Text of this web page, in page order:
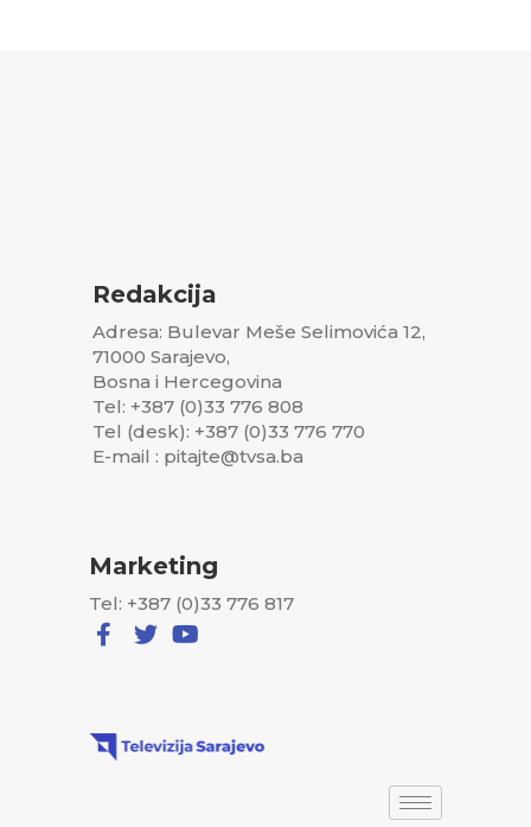
Redakcija
Adresa: Bulevar Meše Selimovića 12,
71000 Sarajevo,
Bosna i Hercegovina
Tel: +387 (0)33 776 808
Tel (desk): +387 (0)33 776 770
E-mail : pitajte@tvsa.ba
Marketing
Tel: +387 (0)33 776 817